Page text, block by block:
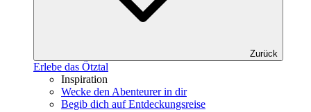
Zurück
Erlebe das Ötztal
Inspiration
Wecke den Abenteurer in dir
Begib dich auf Entdeckungsreise